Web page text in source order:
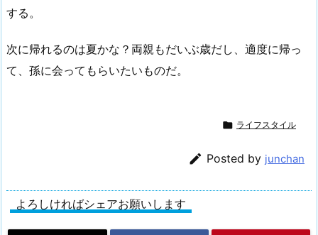
する。
次に帰れるのは夏かな？両親もだいぶ歳だし、適度に帰っ
て、孫に会ってもらいたいものだ。
 ライフスタイル
 Posted by junchan
よろしければシェアお願いします